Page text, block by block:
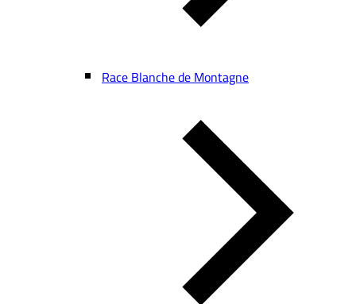
Race Blanche de Montagne